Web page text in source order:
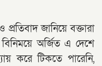
প্রতিবাদ জানিয়ে বক্তারা
অর্জিত এ দেশে
করে টিকতে পারেনি,